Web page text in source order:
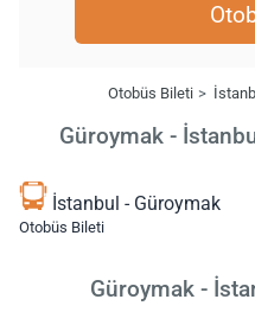
Otobüs Bileti
Güroymak -
İstanbul - Güroymak
Otobüs Bileti
Güroymak -